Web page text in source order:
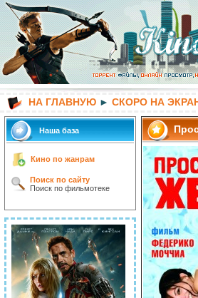
НА ГЛАВНУЮ ► СКОРО НА
Наша база
Кино по жанрам
Поиск по сайту
Поиск по фильмотеке